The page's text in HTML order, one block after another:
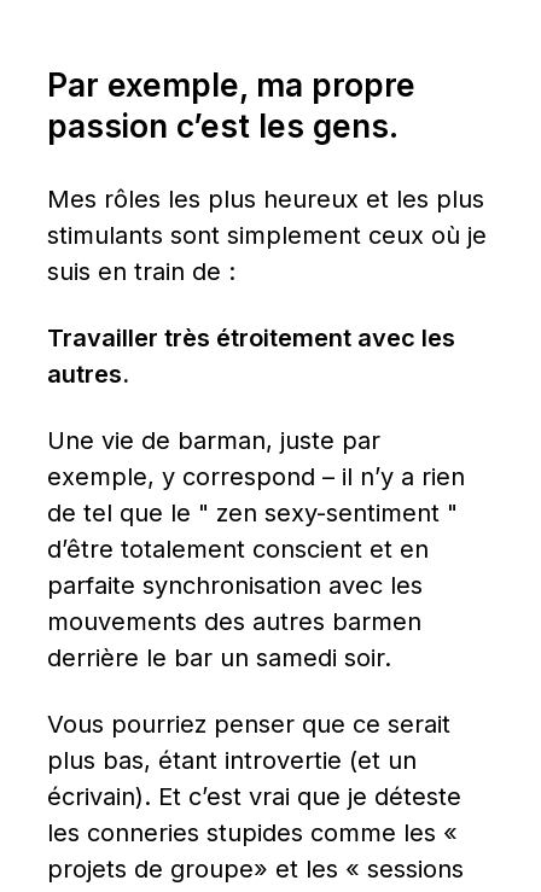
Par exemple, ma propre
passion c’est les gens.
Mes rôles les plus heureux et les plus
stimulants sont simplement ceux où je
suis en train de :
Travailler très étroitement avec les
autres.
Une vie de barman, juste par
exemple, y correspond – il n’y a rien
de tel que le " zen sexy-sentiment "
d’être totalement conscient et en
parfaite synchronisation avec les
mouvements des autres barmen
derrière le bar un samedi soir.
Vous pourriez penser que ce serait
plus bas, étant introvertie (et un
écrivain). Et c’est vrai que je déteste
les conneries stupides comme les «
projets de groupe» et les « sessions